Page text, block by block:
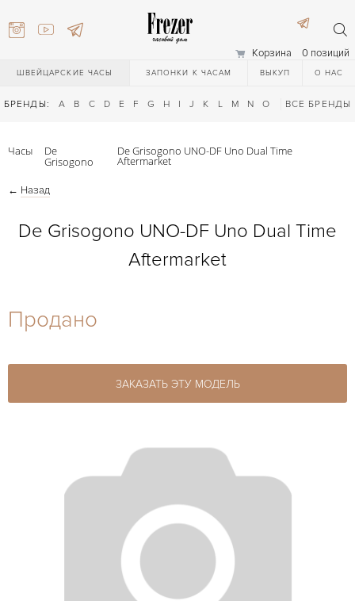
Корзина 0 позиций
ШВЕЙЦАРСКИЕ ЧАСЫ ЗАПОНКИ К ЧАСАМ ВЫКУП О НАС
БРЕНДЫ: A B C D E F G H I J K L M N O Q R S T
ВСЕ БРЕНДЫ
27-44
Часы De
Grisogono
De Grisogono UNO-DF Uno Dual Time
Aftermarket
← Назад
De Grisogono UNO-DF Uno Dual Time
Aftermarket
Продано
ЗАКАЗАТЬ ЭТУ МОДЕЛЬ